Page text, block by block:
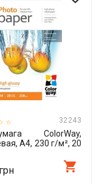
32243
ColorWay,
A4, 230 г/м², 20
грн shopping_cart